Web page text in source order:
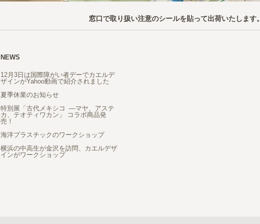
窓口で取り扱い注意のシールを貼って出荷いたします。
NEWS
12月3日は国際障がい者デーでカエルデ
ザインがYahoo動画で紹介されました
夏季休業のお知らせ
特別展「古代メキシコ ―マヤ、アステ
カ、テオティワカン」 コラボ商品発
売！
海洋プラスチックのワークショップ
横浜の中高生が金沢を訪問、カエルデザ
インがワークショップ